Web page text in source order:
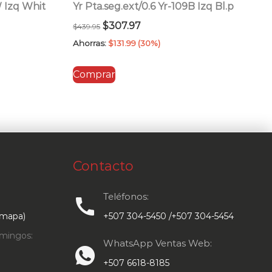
Izq Whit Yr Pta.seg.ext/0.6 Yr-109B Izq Bl.p
$439.95 El
precio
era:
$307.97El
precio
Ahorras: $131.99 (30%)
Comprar
Contacto
call Teléfonos:
+507 304-5450 /+507 304-5454
WhatsApp Ventas Web:
+507 6618-8185